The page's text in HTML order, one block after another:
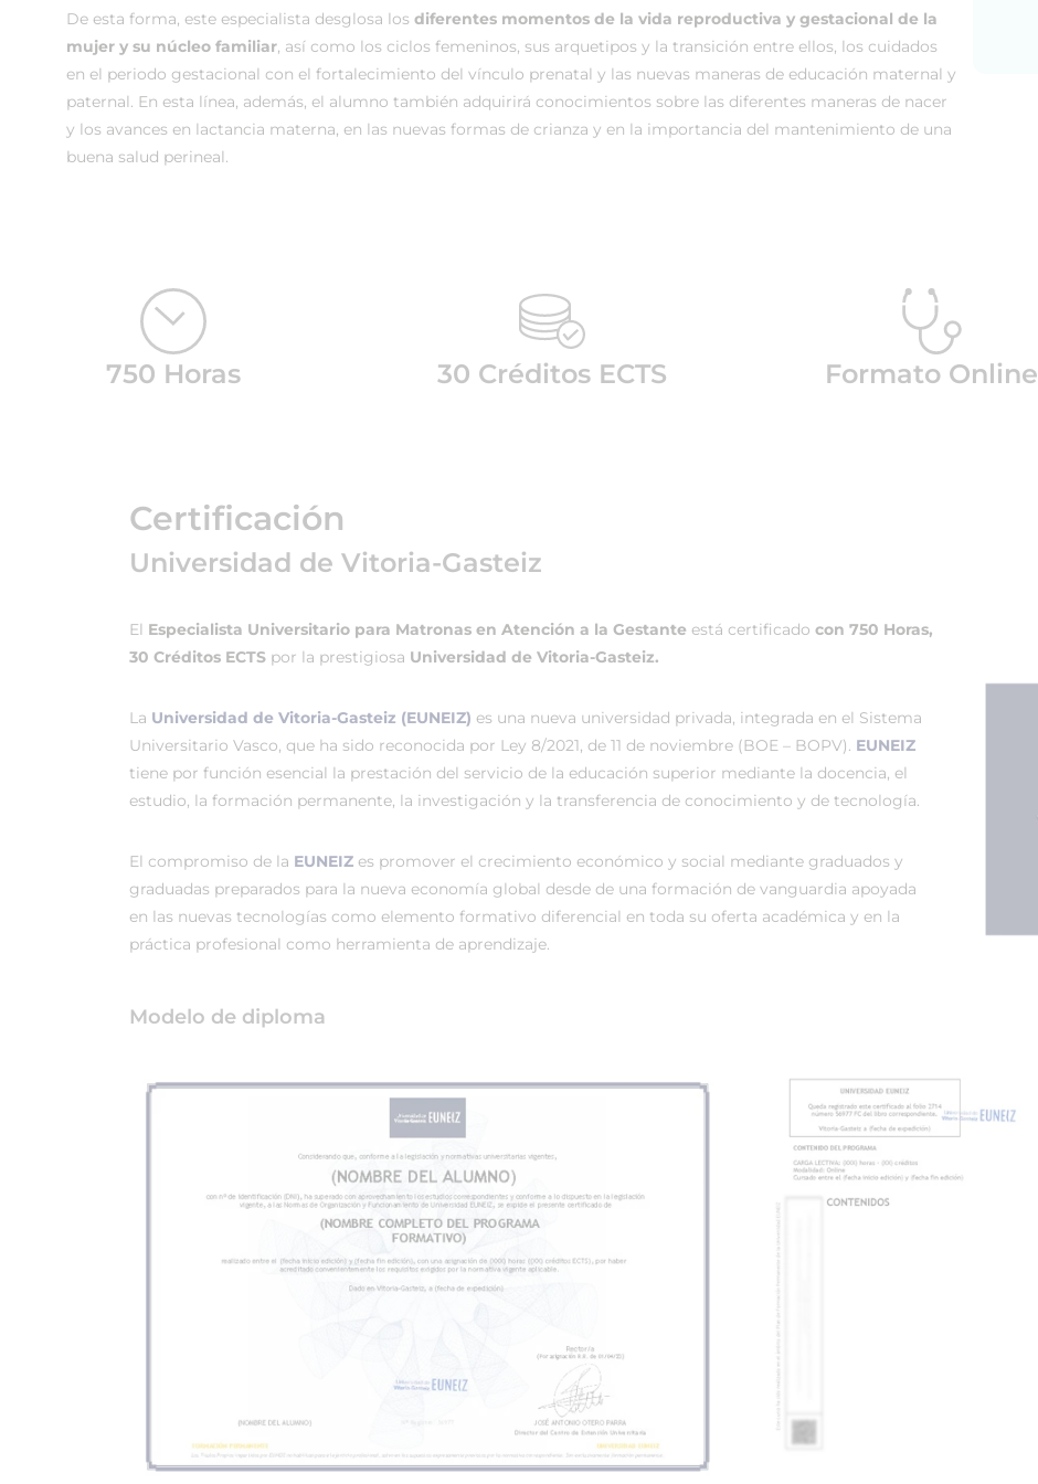
De esta forma, este especialista desglosa los diferentes momentos de la vida reproductiva y gestacional de la
mujer y su núcleo familiar, así como los ciclos femeninos, sus arquetipos y la transición entre ellos, los cuidados
en el periodo gestacional con el fortalecimiento del vínculo prenatal y las nuevas maneras de educación maternal y
paternal. En esta línea, además, el alumno también adquirirá conocimientos sobre las diferentes maneras de nacer
y los avances en lactancia materna, en las nuevas formas de crianza y en la importancia del mantenimiento de una
buena salud perineal.
750 Horas 30 Créditos ECTS Formato Online
Certificación
Universidad de Vitoria-Gasteiz
El Especialista Universitario para Matronas en Atención a la Gestante está certificado con 750 Horas,
30 Créditos ECTS por la prestigiosa Universidad de Vitoria-Gasteiz.
La Universidad de Vitoria-Gasteiz (EUNEIZ) es una nueva universidad privada, integrada en el Sistema
Universitario Vasco, que ha sido reconocida por Ley 8/2021, de 11 de noviembre (BOE – BOPV). EUNEIZ
tiene por función esencial la prestación del servicio de la educación superior mediante la docencia, el
estudio, la formación permanente, la investigación y la transferencia de conocimiento y de tecnología.
El compromiso de la EUNEIZ es promover el crecimiento económico y social mediante graduados y
graduadas preparados para la nueva economía global desde de una formación de vanguardia apoyada
en las nuevas tecnologías como elemento formativo diferencial en toda su oferta académica y en la
práctica profesional como herramienta de aprendizaje.
Modelo de diploma